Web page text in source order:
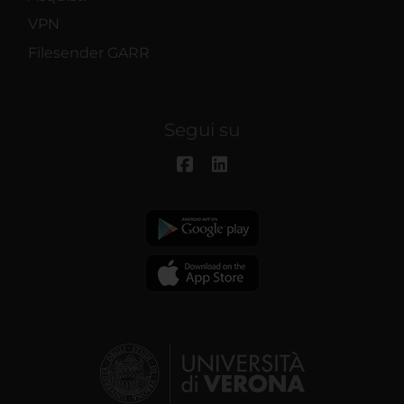
VPN
Filesender GARR
Segui su